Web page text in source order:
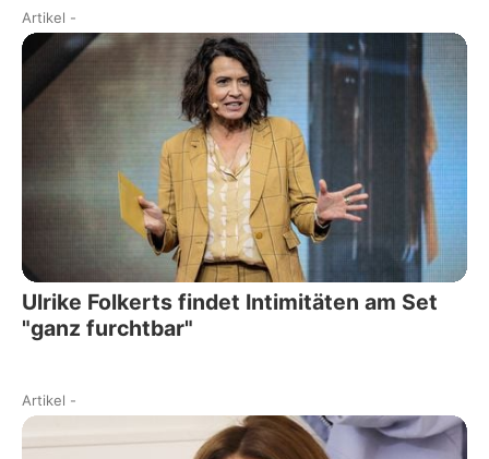
Artikel -
Ulrike Folkerts findet Intimitäten am Set
"ganz furchtbar"
Artikel -